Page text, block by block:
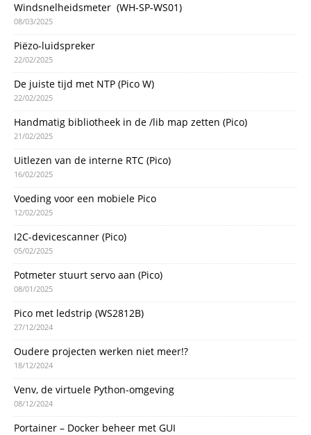
Windsnelheidsmeter (WH-SP-WS01)
08/03/2025
Piëzo-luidspreker
22/02/2025
De juiste tijd met NTP (Pico W)
22/02/2025
Handmatig bibliotheek in de /lib map zetten (Pico)
21/02/2025
Uitlezen van de interne RTC (Pico)
16/02/2025
Voeding voor een mobiele Pico
12/02/2025
I2C-devicescanner (Pico)
05/02/2025
Potmeter stuurt servo aan (Pico)
08/01/2025
Pico met ledstrip (WS2812B)
27/12/2024
Oudere projecten werken niet meer!?
18/12/2024
Venv, de virtuele Python-omgeving
08/12/2024
Portainer – Docker beheer met GUI